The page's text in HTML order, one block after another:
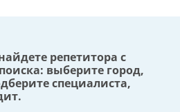
репетитора с
выберите город,
специалиста,